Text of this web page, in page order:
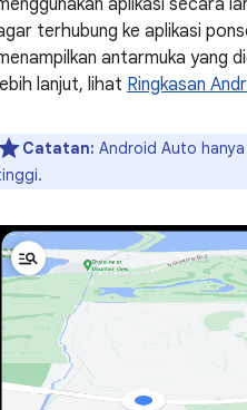
aplikasi secara
terhubung ke aplikasi
antarmuka yang
lanjut, lihat Ringkasan
Catatan: Android Auto